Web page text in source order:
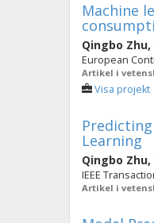
Machine
Qingbo Zhu,
European
Artikel i
Visa projekt
Learning
Qingbo Zhu,
IEEE
Artikel i